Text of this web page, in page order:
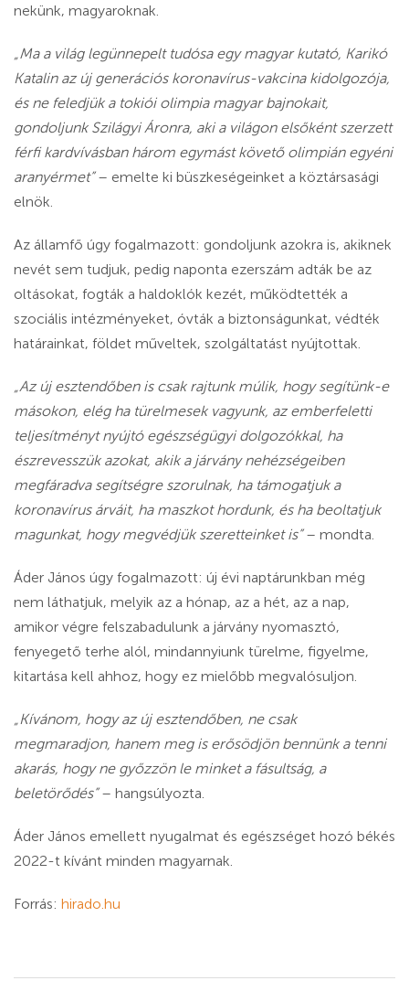
nekünk, magyaroknak.
„Ma a világ legünnepelt tudósa egy magyar kutató, Karikó
Katalin az új generációs koronavírus-vakcina kidolgozója,
és ne feledjük a tokiói olimpia magyar bajnokait,
gondoljunk Szilágyi Áronra, aki a világon elsőként szerzett
férfi kardvívásban három egymást követő olimpián egyéni
aranyérmet”– emelte ki büszkeségeinket a köztársasági
elnök.
Az államfő úgy fogalmazott: gondoljunk azokra is, akiknek
nevét sem tudjuk, pedig naponta ezerszám adták be az
oltásokat, fogták a haldoklók kezét, működtették a
szociális intézményeket, óvták a biztonságunkat, védték
határainkat, földet műveltek, szolgáltatást nyújtottak.
„Az új esztendőben is csak rajtunk múlik, hogy segítünk-e
másokon, elég ha türelmesek vagyunk, az emberfeletti
teljesítményt nyújtó egészségügyi dolgozókkal, ha
észrevesszük azokat, akik a járvány nehézségeiben
megfáradva segítségre szorulnak, ha támogatjuk a
koronavírus árváit, ha maszkot hordunk, és ha beoltatjuk
magunkat, hogy megvédjük szeretteinket is”– mondta.
Áder János úgy fogalmazott: új évi naptárunkban még
nem láthatjuk, melyik az a hónap, az a hét, az a nap,
amikor végre felszabadulunk a járvány nyomasztó,
fenyegető terhe alól, mindannyiunk türelme, figyelme,
kitartása kell ahhoz, hogy ez mielőbb megvalósuljon.
„Kívánom, hogy az új esztendőben, ne csak
megmaradjon, hanem meg is erősödjön bennünk a tenni
akarás, hogy ne győzzön le minket a fásultság, a
beletörődés”– hangsúlyozta.
Áder János emellett nyugalmat és egészséget hozó békés
2022-t kívánt minden magyarnak.
Forrás: hirado.hu